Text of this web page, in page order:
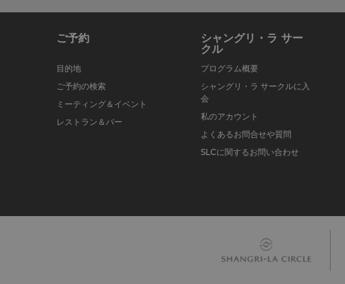
ご予約
目的地
ご予約の検索
ミーティング＆イベント
レストラン＆バー
シャングリ・ラ サー
クル
プログラム概要
シャングリ・ラ サークルに入
会
私のアカウント
よくあるお問合せや質問
SLCに関するお問い合わせ